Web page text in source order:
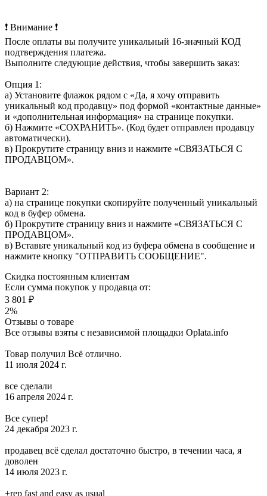
❗ Внимание ❗
После оплаты вы получите уникальный 16-значный КОД
подтверждения платежа.
Выполните следующие действия, чтобы завершить заказ:
Опция 1:
а) Установите флажок рядом с «Да, я хочу отправить
уникальный код продавцу» под формой «контактные данные»
и «дополнительная информация» на странице покупки.
б) Нажмите «СОХРАНИТЬ». (Код будет отправлен продавцу
автоматически).
в) Прокрутите страницу вниз и нажмите «СВЯЗАТЬСЯ С
ПРОДАВЦОМ».
Вариант 2:
а) на странице покупки скопируйте полученный уникальный
код в буфер обмена.
б) Прокрутите страницу вниз и нажмите «СВЯЗАТЬСЯ С
ПРОДАВЦОМ».
в) Вставьте уникальный код из буфера обмена в сообщение и
нажмите кнопку "ОТПРАВИТЬ СООБЩЕНИЕ".
Скидка постоянным клиентам
Если сумма покупок у продавца от:
3 801 ₽
2%
Отзывы о товаре
Все отзывы взяты с независимой площадки Oplata.info
Товар получил Всё отлично.
11 июля 2024 г.
все сделали
16 апреля 2024 г.
Все супер!
24 декабря 2023 г.
продавец всё сделал достаточно быстро, в течении часа, я
доволен
14 июля 2023 г.
+rep fast and easy as usual